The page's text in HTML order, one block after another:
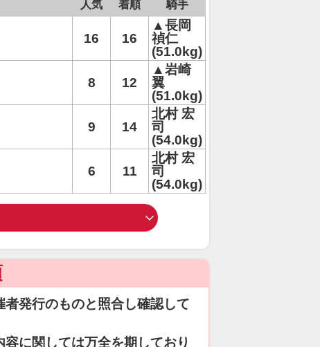
人気 着順 騎手
16 16
▲長岡
禎仁
(51.0kg)
8 12
▲岩崎
翼
(51.0kg)
9 14
北村 宏
司
(54.0kg)
6 11
北村 宏
司
(54.0kg)
発行のものと照合し確認して
に関しては万全を期しており